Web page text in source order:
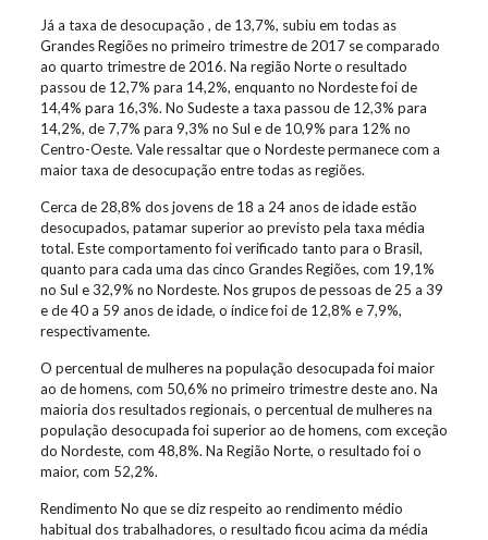
Já a taxa de desocupação , de 13,7%, subiu em todas as
Grandes Regiões no primeiro trimestre de 2017 se comparado
ao quarto trimestre de 2016. Na região Norte o resultado
passou de 12,7% para 14,2%, enquanto no Nordeste foi de
14,4% para 16,3%. No Sudeste a taxa passou de 12,3% para
14,2%, de 7,7% para 9,3% no Sul e de 10,9% para 12% no
Centro-Oeste. Vale ressaltar que o Nordeste permanece com a
maior taxa de desocupação entre todas as regiões.
Cerca de 28,8% dos jovens de 18 a 24 anos de idade estão
desocupados, patamar superior ao previsto pela taxa média
total. Este comportamento foi verificado tanto para o Brasil,
quanto para cada uma das cinco Grandes Regiões, com 19,1%
no Sul e 32,9% no Nordeste. Nos grupos de pessoas de 25 a 39
e de 40 a 59 anos de idade, o índice foi de 12,8% e 7,9%,
respectivamente.
O percentual de mulheres na população desocupada foi maior
ao de homens, com 50,6% no primeiro trimestre deste ano. Na
maioria dos resultados regionais, o percentual de mulheres na
população desocupada foi superior ao de homens, com exceção
do Nordeste, com 48,8%. Na Região Norte, o resultado foi o
maior, com 52,2%.
Rendimento No que se diz respeito ao rendimento médio
habitual dos trabalhadores, o resultado ficou acima da média